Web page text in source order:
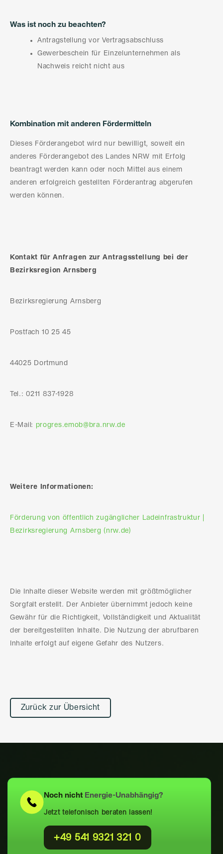
Was ist noch zu beachten?
Antragstellung vor Vertragsabschluss
Gewerbeschein für Einzelunternehmen als
Nachweis reicht nicht aus
Kombination mit anderen Fördermitteln
Dieses Förderangebot wird nur bewilligt, soweit ein
anderes Förderangebot des Landes NRW mit Erfolg
beantragt werden kann oder noch Mittel aus einem
anderen erfolgreich gestellten Förderantrag abgerufen
werden können.
Kontakt für Anfragen zur Antragsstellung bei der
Bezirksregion Arnsberg
Bezirksregierung Arnsberg
Postfach 10 25 45
44025 Dortmund
Tel.: 0211 837-1928
E-Mail: progres.emob@bra.nrw.de
Weitere Informationen:
Förderung von öffentlich zugänglicher Ladeinfrastruktur |
Bezirksregierung Arnsberg (nrw.de)
Die Inhalte dieser Website werden mit größtmöglicher
Sorgfalt erstellt. Der Anbieter übernimmt jedoch keine
Gewähr für die Richtigkeit, Vollständigkeit und Aktualität
der bereitgestellten Inhalte. Die Nutzung der abrufbaren
Inhalte erfolgt auf eigene Gefahr des Nutzers.
Zurück zur Übersicht
Noch nicht Energie-Unabhängig?
Jetzt telefonisch beraten lassen!
+49 541 9321 321 0